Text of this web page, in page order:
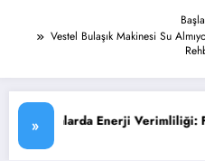
Vestel Bulaşık Makinesi Su
» Düşürün Su